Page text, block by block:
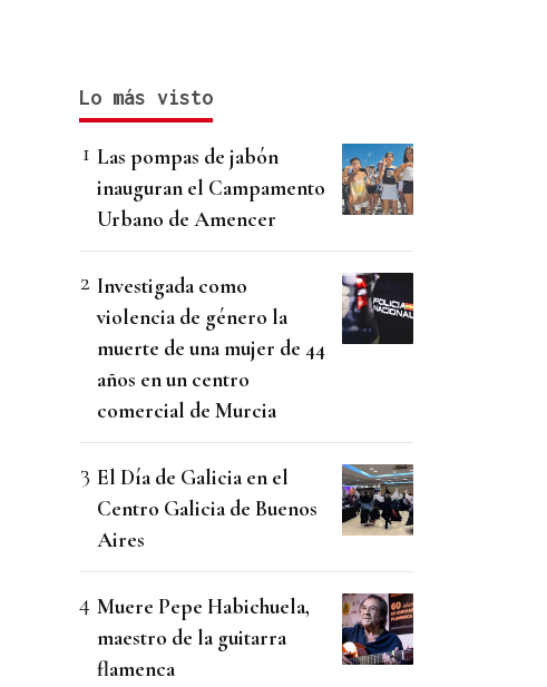
Lo más visto
Las pompas de jabón
inauguran el Campamento
Urbano de Amencer
Investigada como
violencia de género la
muerte de una mujer de 44
años en un centro
comercial de Murcia
El Día de Galicia en el
Centro Galicia de Buenos
Aires
Muere Pepe Habichuela,
maestro de la guitarra
flamenca